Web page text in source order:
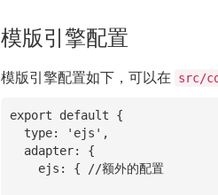
模版引擎配置
模版引擎配置如下，可以在 src/
export default {